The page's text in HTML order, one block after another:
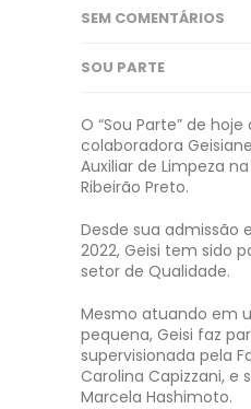
SEM COMENTÁRIOS
SOU PARTE
O “Sou Parte” de
colaboradora
Auxiliar de Limpeza
Ribeirão Preto.
Desde sua admissão
2022, Geisi tem sido
setor de Qualidade.
Mesmo atuando em
pequena, Geisi faz
supervisionada pela
Carolina Capizzani, e
Marcela Hashimoto.